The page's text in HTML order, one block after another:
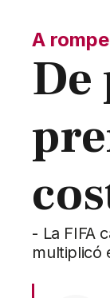
A
De
- La FIFA
multiplicó